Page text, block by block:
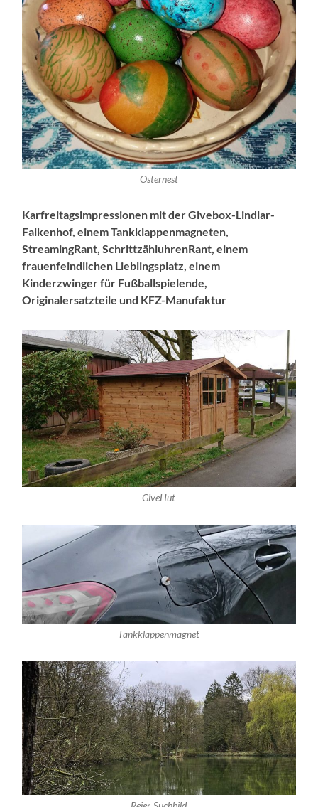
Osternest
Karfreitagsimpressionen mit der Givebox-Lindlar-
Falkenhof, einem Tankklappenmagneten,
StreamingRant, SchrittzähluhrenRant, einem
frauenfeindlichen Lieblingsplatz, einem
Kinderzwinger für Fußballspielende,
Originalersatzteile und KFZ-Manufaktur
GiveHut
Tankklappenmagnet